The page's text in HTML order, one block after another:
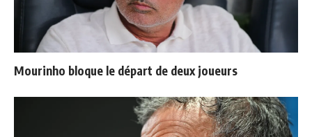
Mourinho bloque le départ de deux joueurs